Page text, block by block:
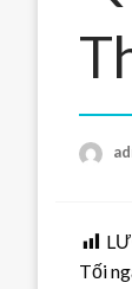
Tối